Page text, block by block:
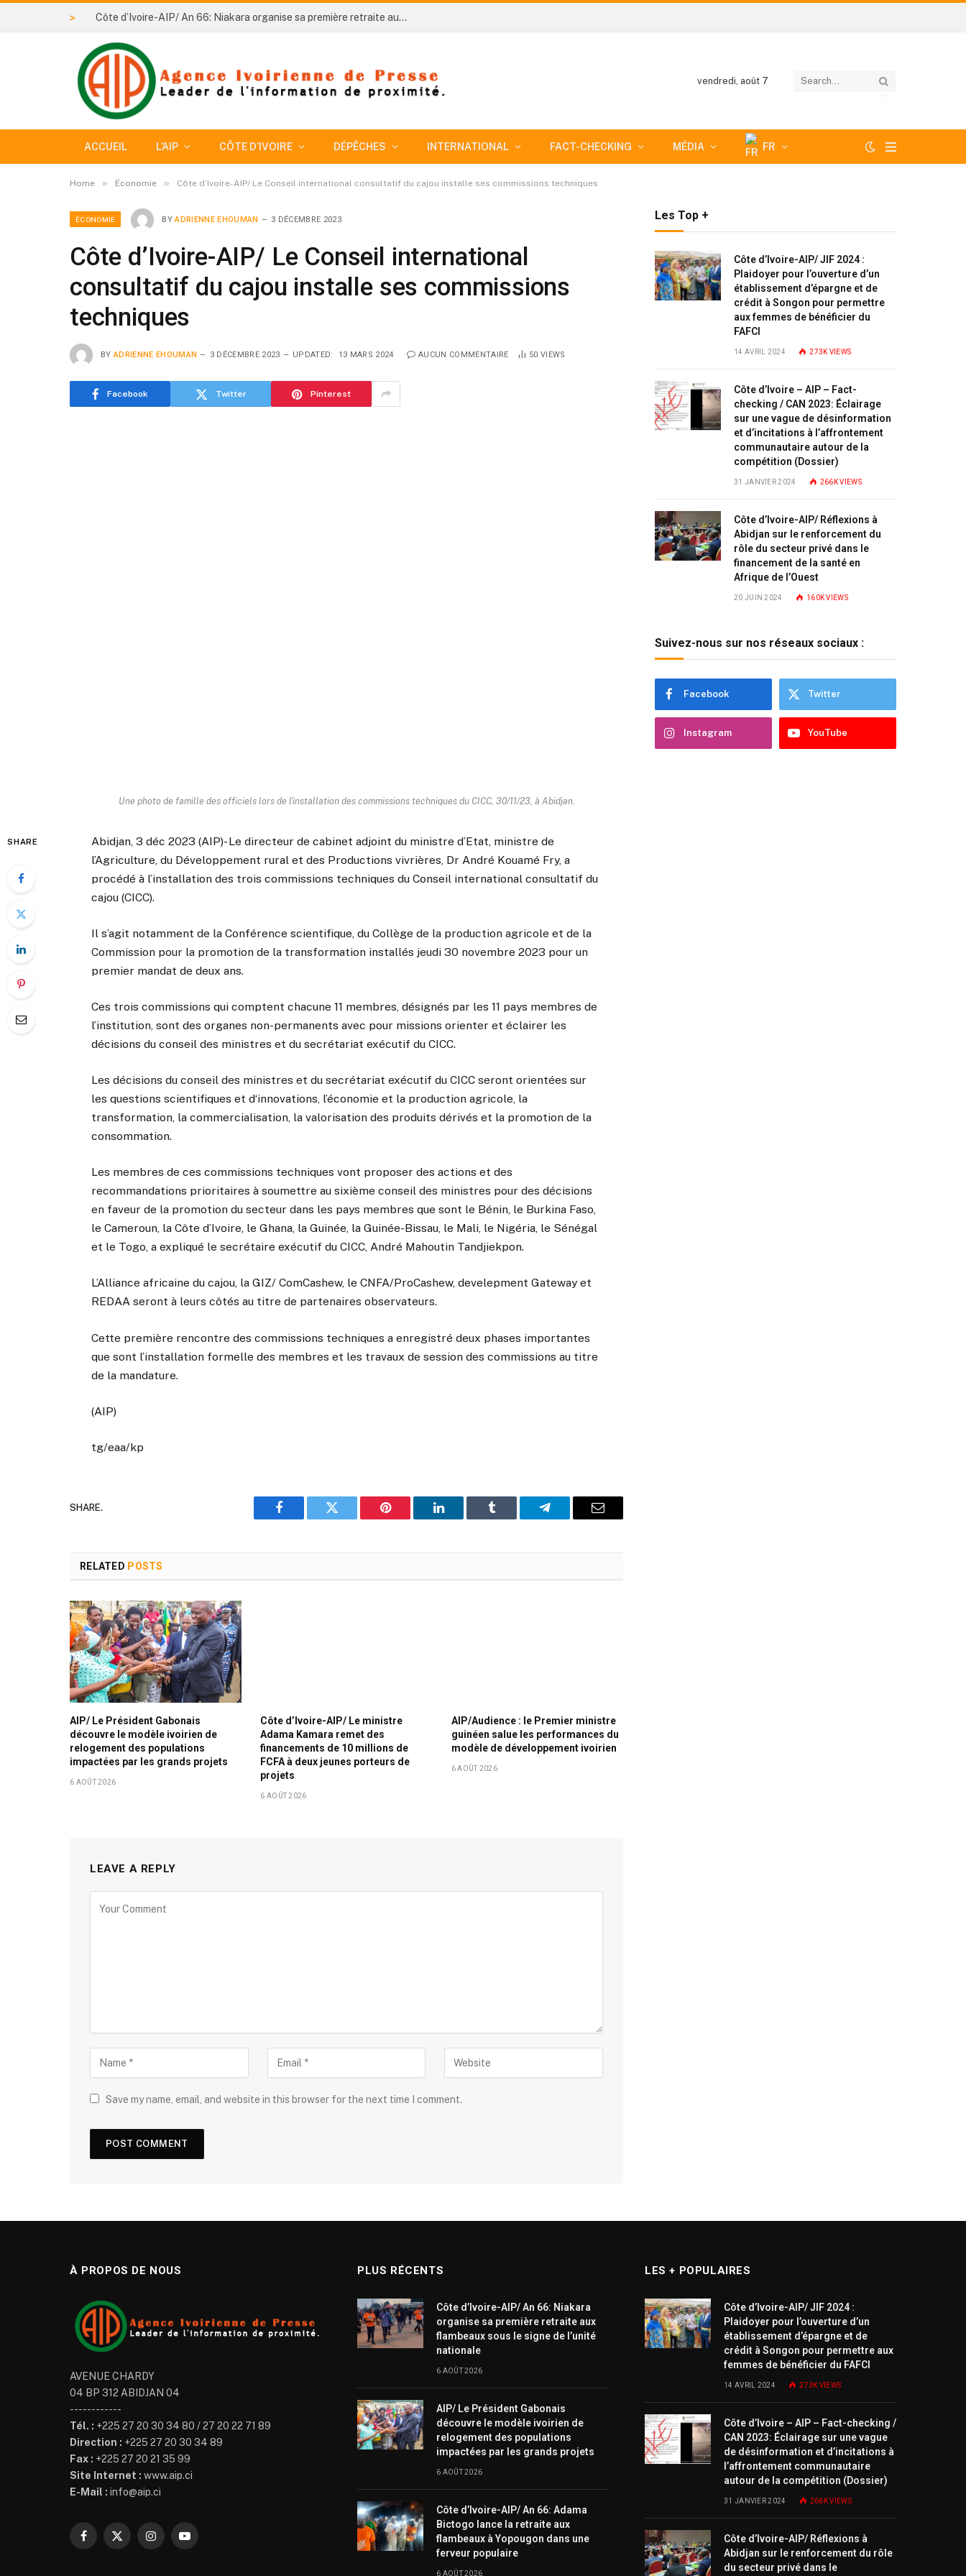
> Côte d’Ivoire-AIP/ An 66: Niakara organise sa première retraite aux flambeaux sous le signe de l’unité nationale
vendredi, août 7
ACCUEIL L’AIP CÔTE D’IVOIRE DÉPÊCHES INTERNATIONAL FACT-CHECKING MÉDIA FR
Home » Économie » Côte d’Ivoire-AIP/ Le Conseil international consultatif du cajou installe ses commissions techniques
ÉCONOMIE BY ADRIENNE EHOUMAN 3 DÉCEMBRE 2023
Côte d’Ivoire-AIP/ Le Conseil international
consultatif du cajou installe ses commissions
techniques
BY ADRIENNE EHOUMAN 3 DÉCEMBRE 2023 UPDATED: 13 MARS 2024 AUCUN COMMENTAIRE 50 VIEWS
Facebook Twitter Pinterest
Une photo de famille des officiels lors de l'installation des commissions techniques du CICC, 30/11/23, à Abidjan.
SHARE
Abidjan, 3 déc 2023 (AIP)- Le directeur de cabinet adjoint du ministre d’Etat, ministre de
l’Agriculture, du Développement rural et des Productions vivrières, Dr André Kouamé Fry, a
procédé à l’installation des trois commissions techniques du Conseil international consultatif du
cajou (CICC).
Il s’agit notamment de la Conférence scientifique, du Collège de la production agricole et de la
Commission pour la promotion de la transformation installés jeudi 30 novembre 2023 pour un
premier mandat de deux ans.
Ces trois commissions qui comptent chacune 11 membres, désignés par les 11 pays membres de
l’institution, sont des organes non-permanents avec pour missions orienter et éclairer les
décisions du conseil des ministres et du secrétariat exécutif du CICC.
Les décisions du conseil des ministres et du secrétariat exécutif du CICC seront orientées sur
les questions scientifiques et d‘innovations, l’économie et la production agricole, la
transformation, la commercialisation, la valorisation des produits dérivés et la promotion de la
consommation.
Les membres de ces commissions techniques vont proposer des actions et des
recommandations prioritaires à soumettre au sixième conseil des ministres pour des décisions
en faveur de la promotion du secteur dans les pays membres que sont le Bénin, le Burkina Faso,
le Cameroun, la Côte d’Ivoire, le Ghana, la Guinée, la Guinée-Bissau, le Mali, le Nigéria, le Sénégal
et le Togo, a expliqué le secrétaire exécutif du CICC, André Mahoutin Tandjiekpon.
L’Alliance africaine du cajou, la GIZ/ ComCashew, le CNFA/ProCashew, develepment Gateway et
REDAA seront à leurs côtés au titre de partenaires observateurs.
Cette première rencontre des commissions techniques a enregistré deux phases importantes
que sont l’installation formelle des membres et les travaux de session des commissions au titre
de la mandature.
(AIP)
tg/eaa/kp
SHARE.
Facebook Twitter Pinterest LinkedIn Tumblr Telegram Email
RELATED POSTS
AIP/ Le Président Gabonais
découvre le modèle ivoirien de
relogement des populations
impactées par les grands projets
6 AOÛT 2026
Côte d’Ivoire-AIP/ Le ministre
Adama Kamara remet des
financements de 10 millions de
FCFA à deux jeunes porteurs de
projets
6 AOÛT 2026
AIP/Audience : le Premier ministre
guinéen salue les performances du
modèle de développement ivoirien
6 AOÛT 2026
LEAVE A REPLY
Save my name, email, and website in this browser for the next time I comment.
Les Top +
Côte d’Ivoire-AIP/ JIF 2024 :
Plaidoyer pour l’ouverture d’un
établissement d’épargne et de
crédit à Songon pour permettre
aux femmes de bénéficier du
FAFCI
14 AVRIL 2024 273K VIEWS
Côte d’Ivoire – AIP – Fact-
checking / CAN 2023: Éclairage
sur une vague de désinformation
et d’incitations à l’affrontement
communautaire autour de la
compétition (Dossier)
31 JANVIER 2024 266KVIEWS
Côte d’Ivoire-AIP/ Réflexions à
Abidjan sur le renforcement du
rôle du secteur privé dans le
financement de la santé en
Afrique de l’Ouest
20 JUIN 2024 160KVIEWS
Suivez-nous sur nos réseaux sociaux :
Facebook Twitter
Instagram YouTube
À PROPOS DE NOUS
AVENUE CHARDY
04 BP 312 ABIDJAN 04
------------
Tél. : +225 27 20 30 34 80 / 27 20 22 71 89
Direction : +225 27 20 30 34 89
Fax : +225 27 20 21 35 99
Site Internet : www.aip.ci
E-Mail : info@aip.ci
Facebook
X
InstagramYouTube
PLUS RÉCENTS
Côte d’Ivoire-AIP/ An 66: Niakara
organise sa première retraite aux
flambeaux sous le signe de l’unité
nationale
6 AOÛT 2026
AIP/ Le Président Gabonais
découvre le modèle ivoirien de
relogement des populations
impactées par les grands projets
6 AOÛT 2026
Côte d’Ivoire-AIP/ An 66: Adama
Bictogo lance la retraite aux
flambeaux à Yopougon dans une
ferveur populaire
6 AOÛT 2026
LES + POPULAIRES
Côte d’Ivoire-AIP/ JIF 2024 :
Plaidoyer pour l’ouverture d’un
établissement d’épargne et de
crédit à Songon pour permettre aux
femmes de bénéficier du FAFCI
14 AVRIL 2024 273KVIEWS
Côte d’Ivoire – AIP – Fact-checking /
CAN 2023: Éclairage sur une vague
de désinformation et d’incitations à
l’affrontement communautaire
autour de la compétition (Dossier)
31 JANVIER 2024 266KVIEWS
Côte d’Ivoire-AIP/ Réflexions à
Abidjan sur le renforcement du rôle
du secteur privé dans le